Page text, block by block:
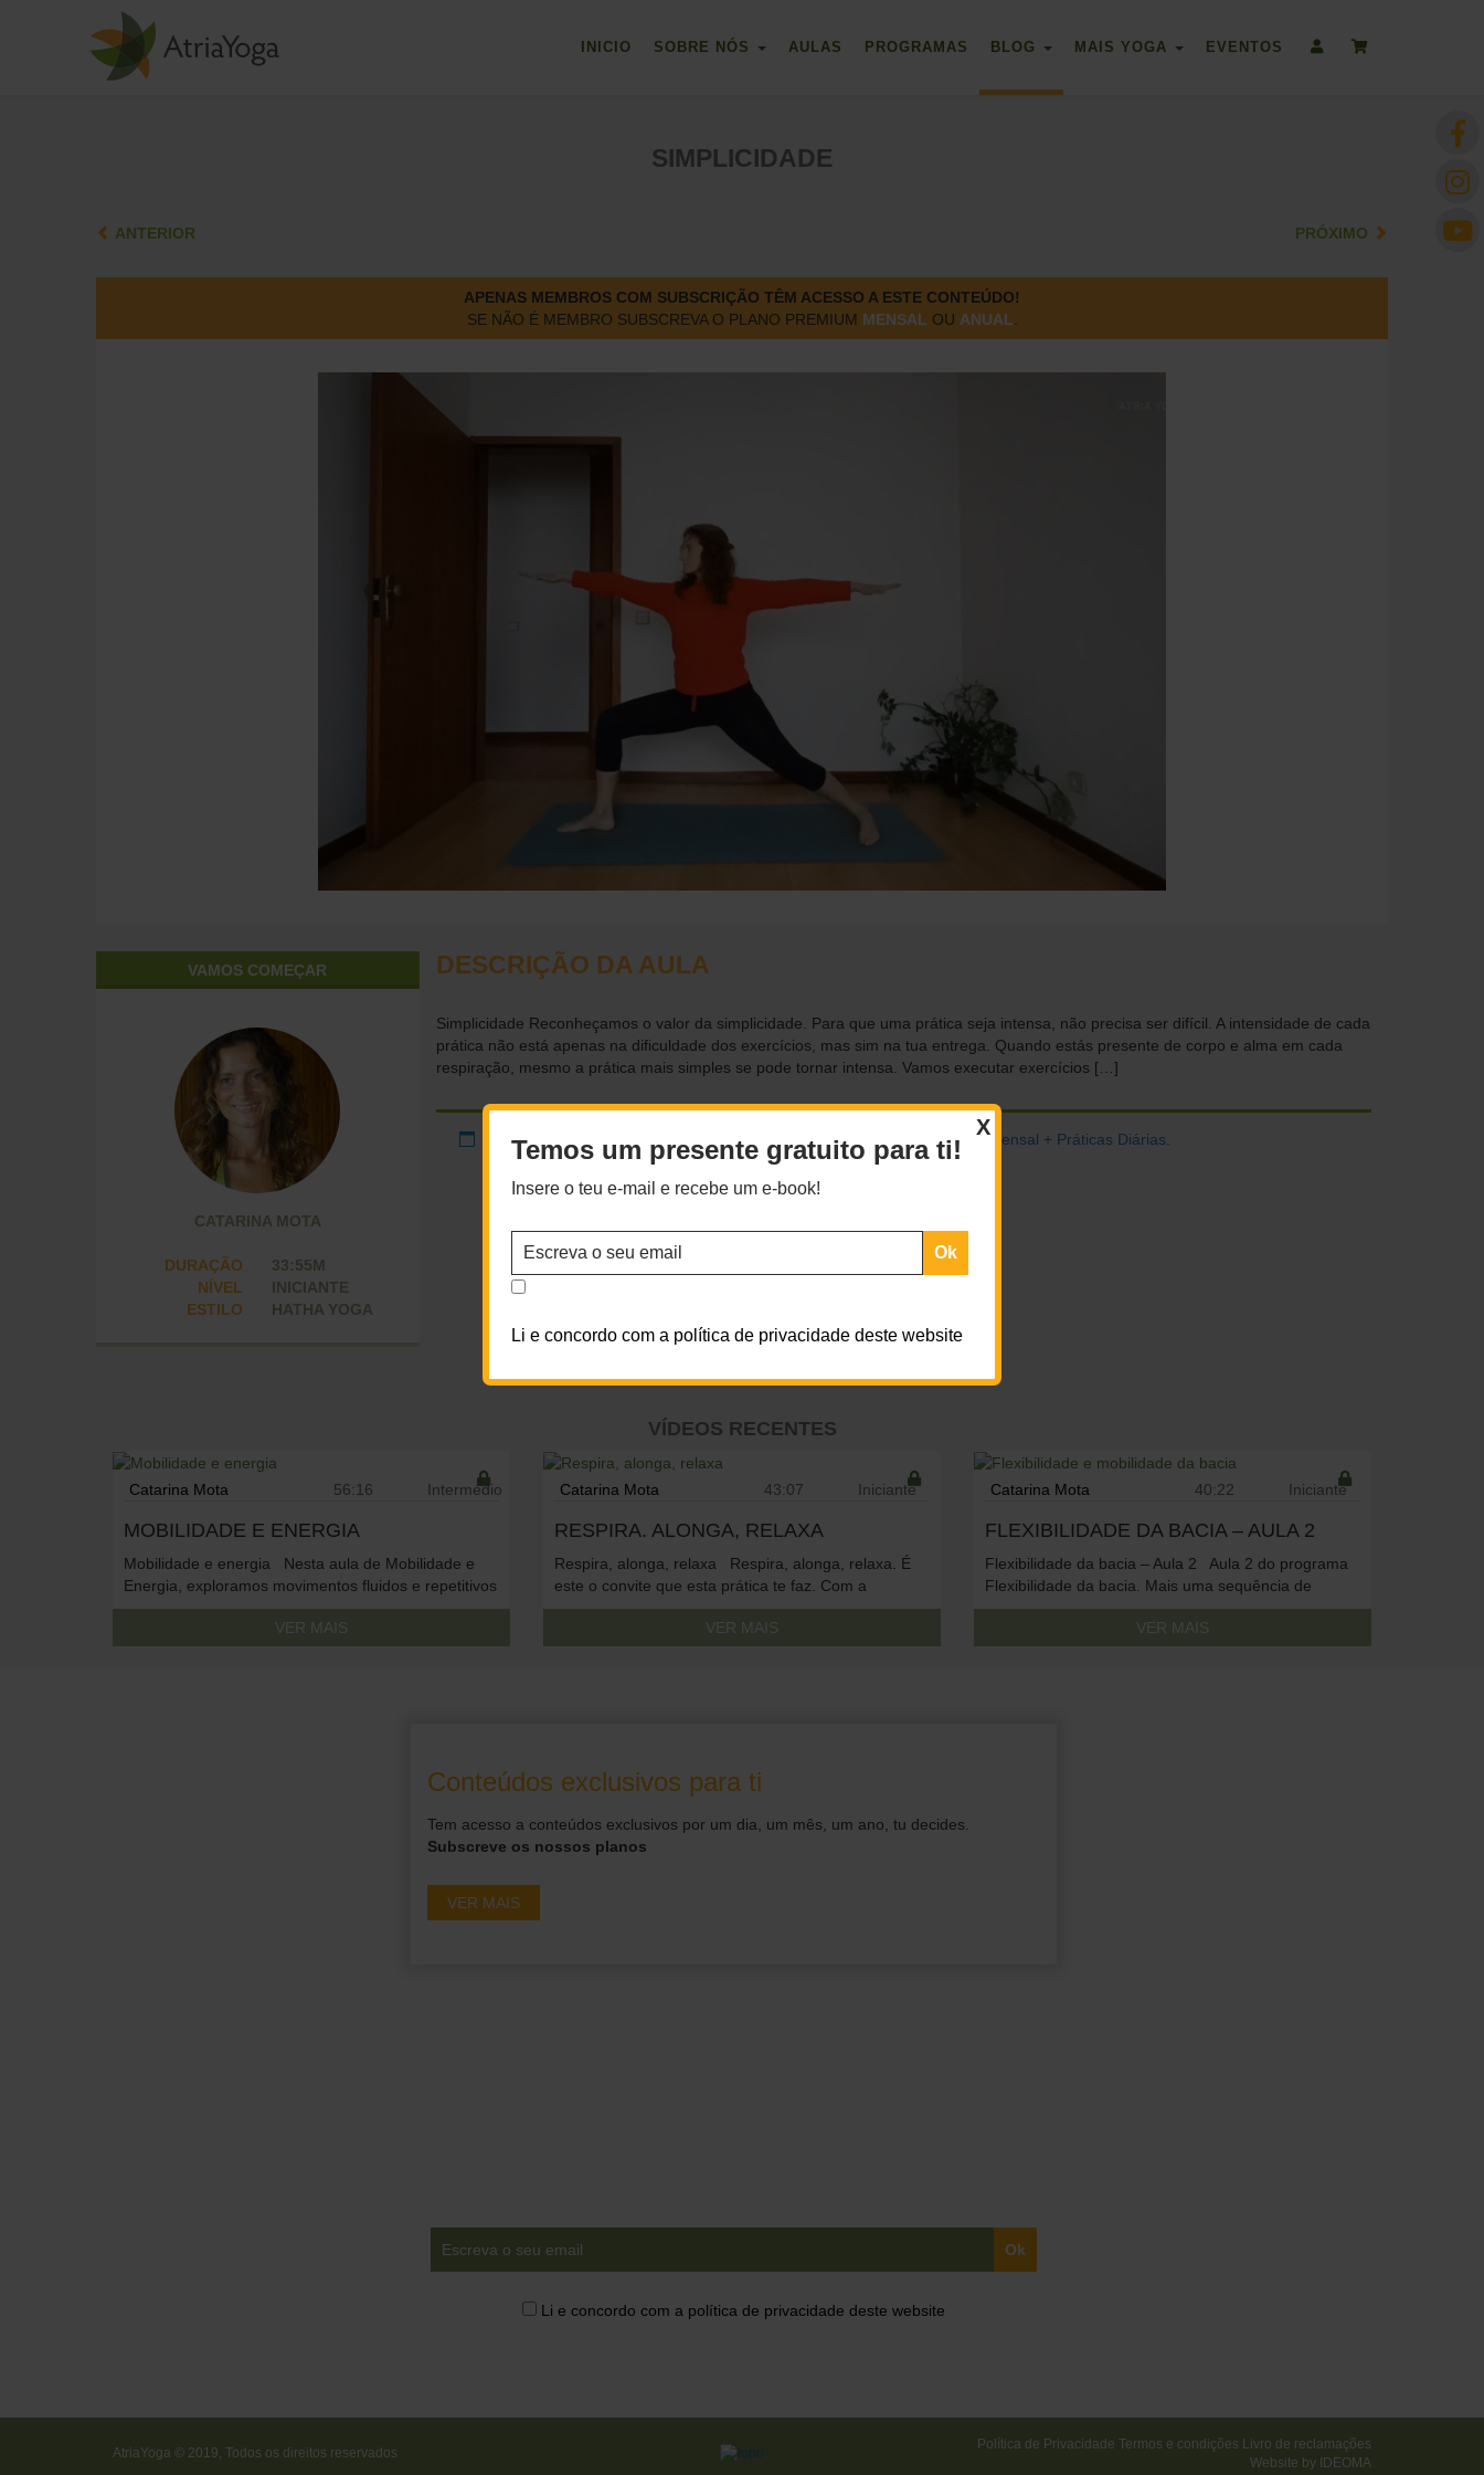
INICIO SOBRE NÓS AULAS PROGRAMAS BLOG MAIS YOGA EVENTOS
SIMPLICIDADE
ANTERIOR PRÓXIMO
APENAS MEMBROS COM SUBSCRIÇÃO TÊM ACESSO A ESTE CONTEÚDO!
SE NÃO É MEMBRO SUBSCREVA O PLANO PREMIUM MENSAL OU ANUAL
VAMOS COMEÇAR
CATARINA MOTA
DURAÇÃO
NÍVEL
ESTILO
33:55M
INICIANTE
HATHA YOGA
DESCRIÇÃO DA AULA
Simplicidade Reconheçamos o valor da simplicidade. Para que uma prática seja intensa, não precisa ser difícil. A intensidade de cada
prática não está apenas na dificuldade dos exercícios, mas sim na tua entrega. Quando estás presente de corpo e alma em cada
respiração, mesmo a prática mais simples se pode tornar intensa. Vamos executar exercícios […]
To access this content, you must purchase Premium Anual Premium Mensal + Práticas Diárias
VÍDEOS RECENTES
Catarina Mota Intermédio
56:16
MOBILIDADE E ENERGIA
Mobilidade e energia Nesta aula de Mobilidade e
Energia, exploramos movimentos fluidos e repetitivos
que melhoram a mobilidade das articulações e
fortalecem o corpo. Diferente das posturas
tradicionais de yoga com permanência, esta prática
VER MAIS
Catarina Mota Iniciante
43:07
RESPIRA. ALONGA, RELAXA
Respira, alonga, relaxa Respira, alonga, relaxa. É
este o convite que esta prática te faz. Com a
respiração consciente sendo o pilar, movimentamo-
nos de forma lenta e com atenção ao pormenor.
Alongamos o corpo, criamos espaço no corpo e na
To access this content, you must
purchasePremium Anual
VER MAIS
Catarina Mota Iniciante
40:22
FLEXIBILIDADE DA BACIA – AULA 2
Flexibilidade da bacia – Aula 2 Aula 2 do programa
Flexibilidade da bacia. Mais uma sequência de
exercícios simples, adequado a praticantes de todos
os níveis. Poderás beneficiar do uso de um bloco e
cinto na tua prática.
VER MAIS
Conteúdos exclusivos para ti
Tem acesso a conteúdos exclusivos por um dia, um mês, um ano, tu decides.
Subscreve os nossos planos
VER MAIS
Li e concordo com a política de privacidade deste website
AtriaYoga © 2019, Todos os direitos reservados
Política de Privacidade Termos e condições Livro de reclamações
Website by IDEOMA
Temos um presente gratuito para ti!
Insere o teu e-mail e recebe um e-book!
Li e concordo com a política de privacidade deste website
X